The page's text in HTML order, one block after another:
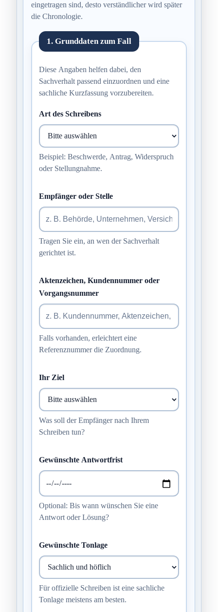
eingetragen sind, desto verständlicher wird später
die Chronologie.
1. Grunddaten zum Fall
Diese Angaben helfen dabei, den
Sachverhalt passend einzuordnen und eine
sachliche Kurzfassung vorzubereiten.
Art des Schreibens
Beispiel: Beschwerde, Antrag, Widerspruch
oder Stellungnahme.
Empfänger oder Stelle
Tragen Sie ein, an wen der Sachverhalt
gerichtet ist.
Aktenzeichen, Kundennummer oder
Vorgangsnummer
Falls vorhanden, erleichtert eine
Referenznummer die Zuordnung.
Ihr Ziel
Was soll der Empfänger nach Ihrem
Schreiben tun?
Gewünschte Antwortfrist
Optional: Bis wann wünschen Sie eine
Antwort oder Lösung?
Gewünschte Tonlage
Für offizielle Schreiben ist eine sachliche
Tonlage meistens am besten.